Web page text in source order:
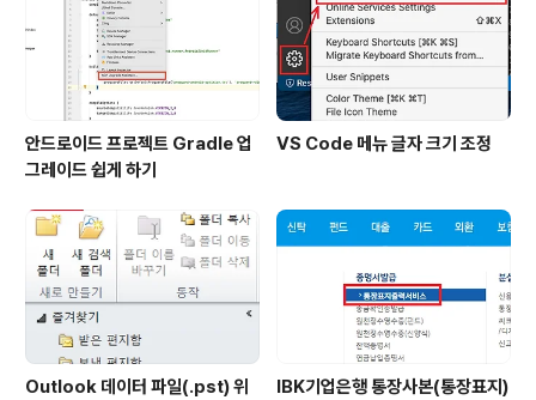
안드로이드 프로젝트 Gradle 업
그레이드 쉽게 하기
VS Code 메뉴 글자 크기 조정
Outlook 데이터 파일(.pst) 위
IBK기업은행 통장사본(통장표지)